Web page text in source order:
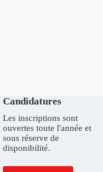
Candidatures
Les inscriptions sont
ouvertes toute l'année et
sous réserve de
disponibilité.